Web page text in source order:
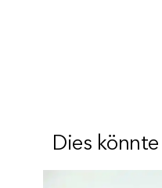
Dies